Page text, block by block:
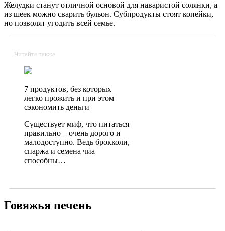
Желудки станут отличной основой для наваристой солянки, а
из шеек можно сварить бульон. Субпродукты стоят копейки,
но позволят угодить всей семье.
Читайте также
7 продуктов, без которых
легко прожить и при этом
сэкономить деньги
Существует миф, что питаться
правильно – очень дорого и
малодоступно. Ведь брокколи,
спаржа и семена чиа
способны…
Говяжья печень